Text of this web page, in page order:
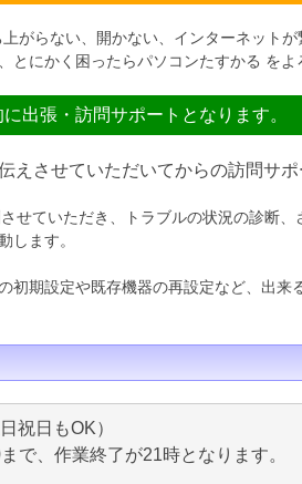
がらない、開かない、インターネット
とにかく困ったらパソコンたすかる をよ
張・訪問サポートとなります。
えさせていただいてからの訪問サポ
せていただき、トラブルの状況の診断、
します。
初期設定や既存機器の再設定など、出
祝日もOK）
で、作業終了が21時となります。